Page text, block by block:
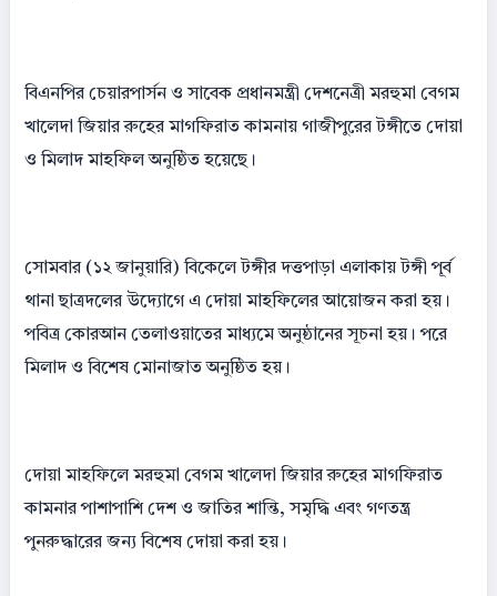
বিএনপির চেয়ারপার্সন ও সাবেক প্রধানমন্ত্রী দেশনেত্রী মরহুমা বেগম
খালেদা জিয়ার রুহের মাগফিরাত কামনায় গাজীপুরের টঙ্গীতে দোয়া
ও মিলাদ মাহফিল অনুষ্ঠিত হয়েছে।
সোমবার (১২ জানুয়ারি) বিকেলে টঙ্গীর দত্তপাড়া এলাকায় টঙ্গী পূর্ব
থানা ছাত্রদলের উদ্যোগে এ দোয়া মাহফিলের আয়োজন করা হয়।
পবিত্র কোরআন তেলাওয়াতের মাধ্যমে অনুষ্ঠানের সূচনা হয়। পরে
মিলাদ ও বিশেষ মোনাজাত অনুষ্ঠিত হয়।
দোয়া মাহফিলে মরহুমা বেগম খালেদা জিয়ার রুহের মাগফিরাত
কামনার পাশাপাশি দেশ ও জাতির শান্তি, সমৃদ্ধি এবং গণতন্ত্র
পুনরুদ্ধারের জন্য বিশেষ দোয়া করা হয়।